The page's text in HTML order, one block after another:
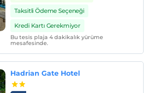
Taksitli Ödeme Seçeneği
Kredi Kartı Gerekmiyor
Bu tesis plaja 4 dakikalık yürüme
mesafesinde.
Hadrian Gate Hotel